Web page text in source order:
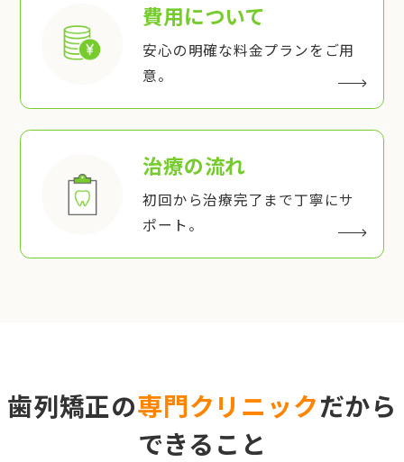
費用について
安心の明確な料金プランをご用
意。
治療の流れ
初回から治療完了まで丁寧にサ
ポート。
歯列矯正の専門クリニックだから
できること